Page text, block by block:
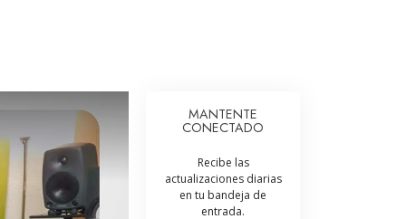
de Scientology
Introductorias
Iniciales Ayudas para Enfermedades y Lesiones
La Integridad y la Honestidad
El Matrimonio
La Escala Tonal Emocional
MANTENTE
CONECTADO
Recibe las
actualizaciones diarias
en tu bandeja de
entrada.